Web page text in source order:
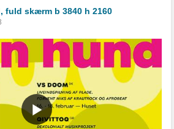
fuld skærm b 3840 h 2160